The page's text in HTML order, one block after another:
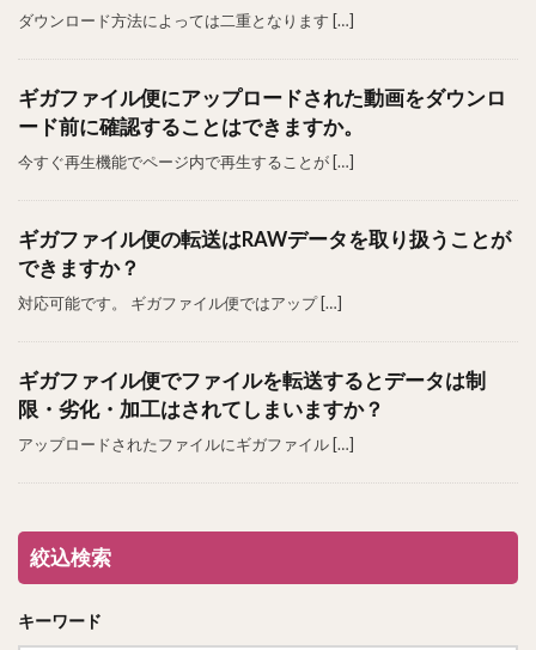
ダウンロード方法によっては二重となります […]
ギガファイル便にアップロードされた動画をダウンロ
ード前に確認することはできますか。
今すぐ再生機能でページ内で再生することが […]
ギガファイル便の転送はRAWデータを取り扱うことが
できますか？
対応可能です。 ギガファイル便ではアップ […]
ギガファイル便でファイルを転送するとデータは制
限・劣化・加工はされてしまいますか？
アップロードされたファイルにギガファイル […]
絞込検索
キーワード